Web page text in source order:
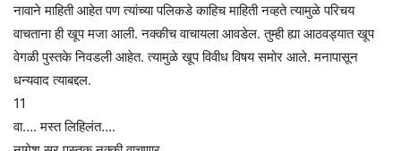
नावाने माहिती आहेत पण त्यांच्या पलिकडे काहिच माहिती नव्हते त्यामुळे परिचय
वाचताना ही खूप मजा आली. नक्कीच वाचायला आवडेल. तुम्ही ह्या आठवड्यात खूप
वेगळी पुस्तके निवडली आहेत. त्यामुळे खूप विवीध विषय समोर आले. मनापासून
धन्यवाद त्याबद्दल.
11
वा…. मस्त लिहिलंत….